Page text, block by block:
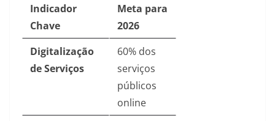
Indicador
Chave
Meta para
2026
Digitalização
de Serviços
60% dos
serviços
públicos
online